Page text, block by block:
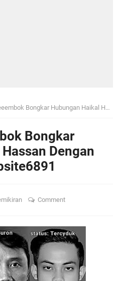
Hubungan Haikal Hassan Dengan Pemilik Akun Oppsite6891
Bongkar
Dengan
Comment